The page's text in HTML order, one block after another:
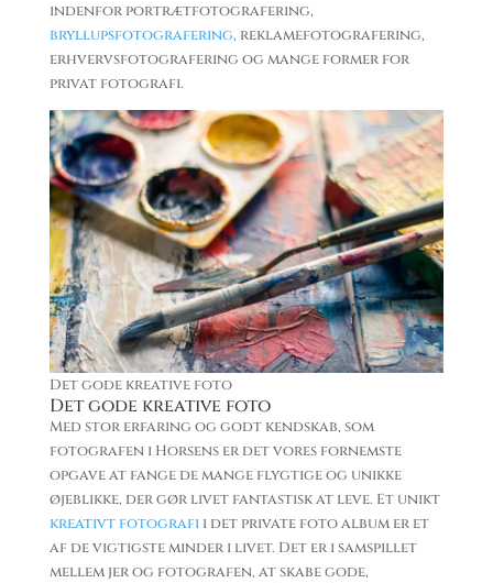
indenfor portrætfotografering,
bryllupsfotografering, reklamefotografering,
erhvervsfotografering og mange former for
privat fotografi.
Det gode kreative foto
Det gode kreative foto
Med stor erfaring og godt kendskab, som
fotografen i Horsens er det vores fornemste
opgave at fange de mange flygtige og unikke
øjeblikke, der gør livet fantastisk at leve. Et unikt
kreativt fotografii det private foto album er et
af de vigtigste minder i livet. Det er i samspillet
mellem jer og fotografen, at skabe gode,